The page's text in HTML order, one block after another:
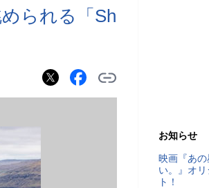
られる「Sh
お知らせ
映画『あ
い。』オ
ト！